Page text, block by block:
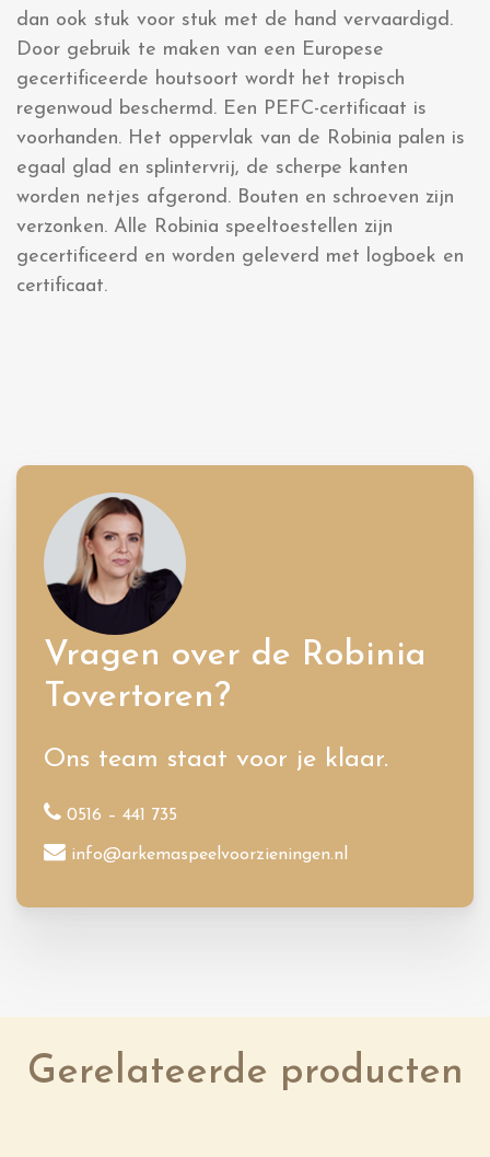
dan ook stuk voor stuk met de hand vervaardigd.
Door gebruik te maken van een Europese
gecertificeerde houtsoort wordt het tropisch
regenwoud beschermd. Een PEFC-certificaat is
voorhanden. Het oppervlak van de Robinia palen is
egaal glad en splintervrij, de scherpe kanten
worden netjes afgerond. Bouten en schroeven zijn
verzonken. Alle Robinia speeltoestellen zijn
gecertificeerd en worden geleverd met logboek en
certificaat.
Vragen over de Robinia
Tovertoren?
Ons team staat voor je klaar.
0516 – 441 735
info@arkemaspeelvoorzieningen.nl
Gerelateerde producten